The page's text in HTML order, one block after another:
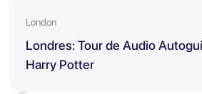
London
Londres: Tour de Audio
Harry Potter